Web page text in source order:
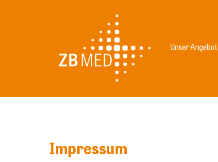
Unser Angebot
Impressum